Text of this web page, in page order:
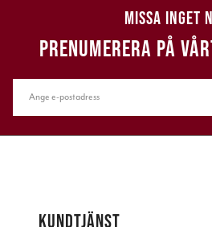
MISSA INGET
PRENUMERERA PÅ
KUNDTJÄNST